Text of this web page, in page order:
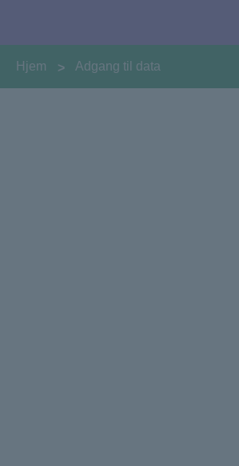
You are here:
Hjem Adgang til data